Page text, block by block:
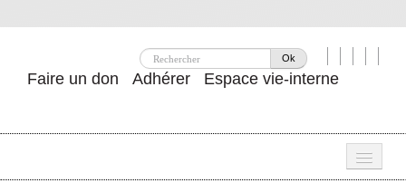
Ok
Faire un don Adhérer Espace vie-interne